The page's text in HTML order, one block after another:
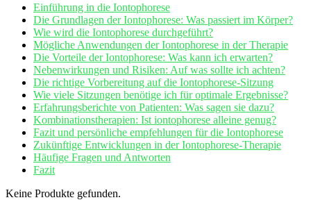
Einführung in die Iontophorese
Die Grundlagen der Iontophorese: Was passiert im Körper?
Wie wird die Iontophorese ‍durchgeführt?
Mögliche Anwendungen der Iontophorese in der Therapie
Die Vorteile der Iontophorese: Was kann ich erwarten?
Nebenwirkungen⁤ und Risiken: Auf was sollte ich achten?
Die⁣ richtige Vorbereitung auf die ‍Iontophorese-Sitzung
Wie viele Sitzungen benötige ich für optimale ⁣Ergebnisse?
Erfahrungsberichte von Patienten: Was sagen ⁤sie dazu?
Kombinationstherapien: Ist iontophorese alleine genug?
Fazit und persönliche empfehlungen für⁢ die Iontophorese
Zukünftige Entwicklungen in ‍der Iontophorese-Therapie
Häufige Fragen und ‍Antworten
Fazit
Keine Produkte gefunden.